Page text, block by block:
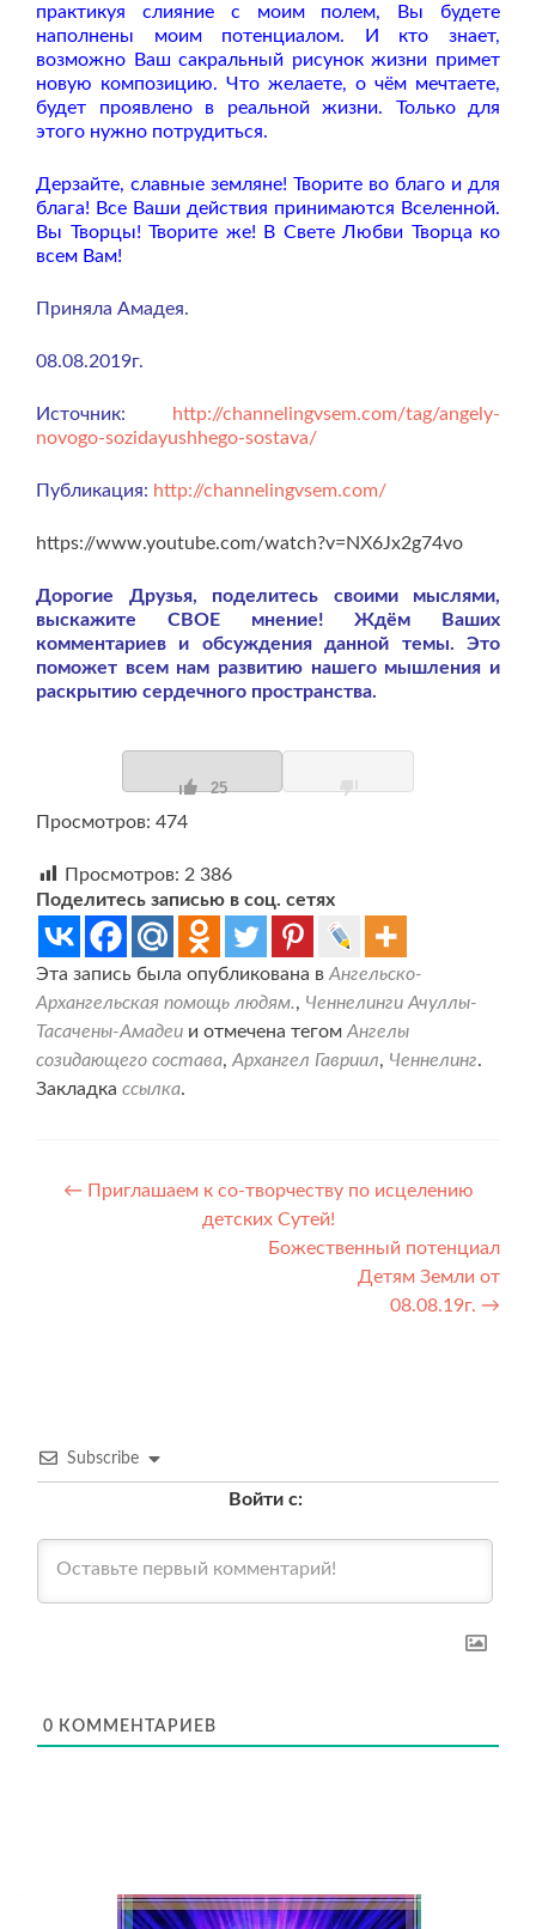
практикуя слияние с моим полем, Вы будете
наполнены моим потенциалом. И кто знает,
возможно Ваш сакральный рисунок жизни примет
новую композицию. Что желаете, о чём мечтаете,
будет проявлено в реальной жизни. Только для
этого нужно потрудиться.
Дерзайте, славные земляне! Творите во благо и для
блага! Все Ваши действия принимаются Вселенной.
Вы Творцы! Творите же! В Свете Любви Творца ко
всем Вам!
Приняла Амадея.
08.08.2019г.
Источник:
http://channelingvsem.com/tag/angely-
novogo-sozidayushhego-sostava/
Публикация: http://channelingvsem.com/
https://www.youtube.com/watch?v=NX6Jx2g74vo
Дорогие Друзья, поделитесь своими мыслями,
выскажите СВОЕ мнение! Ждём Ваших
комментариев и обсуждения данной темы. Это
поможет всем нам развитию нашего мышления и
раскрытию сердечного пространства.
25
Просмотров: 474
Просмотров: 2 386
Поделитесь записью в соц. сетях
Эта запись была опубликована в Ангельско-
Архангельская помощь людям., Ченнелинги Ачуллы-
Тасачены-Амадеи и отмечена тегом Ангелы
созидающего состава, Архангел Гавриил, Ченнелинг.
Закладка ссылка.
Навигация
← Приглашаем к со-творчеству по исцелению
детских Сутей!
Божественный потенциал
Детям Земли от
08.08.19г. →
Subscribe
Войти с:
0 КОММЕНТАРИЕВ